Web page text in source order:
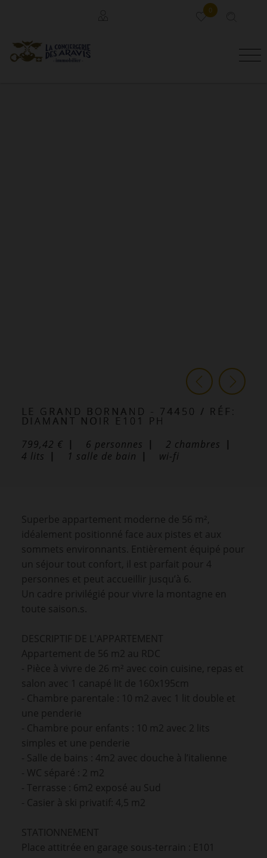
0
LE GRAND BORNAND - 74450 / RÉF:
DIAMANT NOIR E101 PH
799,42 €
6 personnes 2 chambres
4 lits 1 salle de bain wi-fi
Superbe appartement moderne de 56 m²,
idéalement positionné face aux pistes et aux
sommets environnants. Entièrement équipé pour
un séjour tout confort, il est parfait pour 4
personnes et peut accueillir jusqu’à 6.
Un cadre privilégié pour vivre la montagne en
toute saison.s.
DESCRIPTIF DE L'APPARTEMENT
Appartement de 56 m2 au RDC
- Pièce à vivre de 26 m² avec coin cuisine, repas et
salon avec 1 canapé lit de 160x195cm
- Chambre parentale : 10 m2 avec 1 lit double et
une penderie
- Chambre pour enfants : 10 m2 avec 2 lits
simples et une penderie
- Salle de bains : 4m2 avec douche à l’italienne
- WC séparé : 2 m2
- Terrasse : 6m2 exposé au Sud
- Casier à ski privatif: 4,5 m2
STATIONNEMENT
Place attitrée en garage sous-terrain : E101